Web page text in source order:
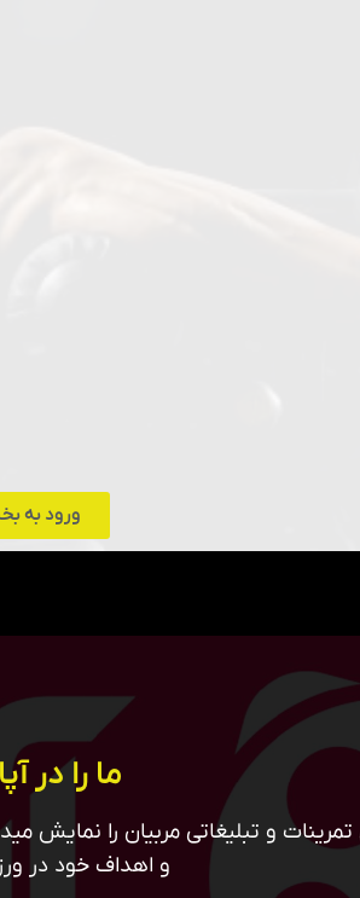
ورود به
ما را در
و تبلیغاتی مربیان را نمایش
و اهداف خود در